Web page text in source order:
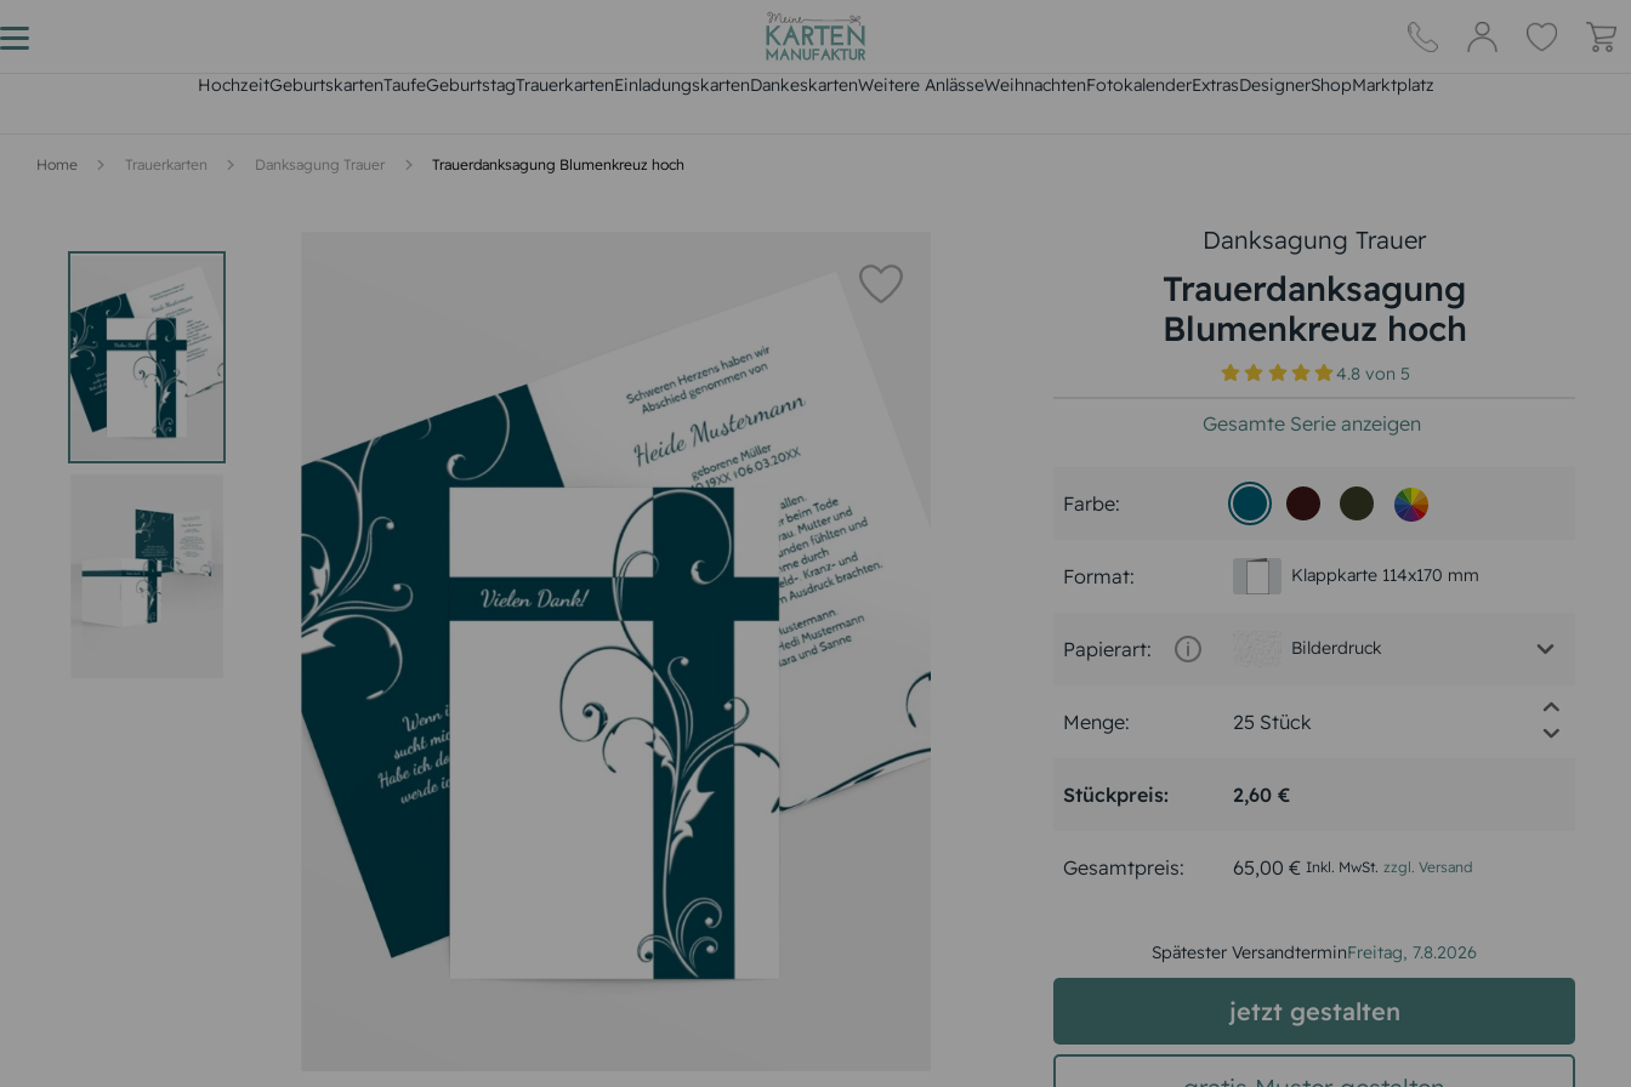
HochzeitGeburtskartenTaufeGeburtstagTrauerkartenEinladungskartenDankeskartenWeitere AnlässeWeihnachtenFotokalenderExtrasDesignerShopMarktplatz
Home Trauerkarten Danksagung Trauer Trauerdanksagung Blumenkreuz hoch
Danksagung Trauer
Trauerdanksagung
Blumenkreuz hoch
4.8von 5
Gesamte Serie anzeigen
Farbe:
Format: Klappkarte 114x170 mm
Papierart: Bilderdruck
Menge:
Stückpreis: 2,60 €
Gesamtpreis: 65,00 € Inkl. MwSt. zzgl. Versand
Spätester VersandterminFreitag, 7.8.2026
jetzt gestalten